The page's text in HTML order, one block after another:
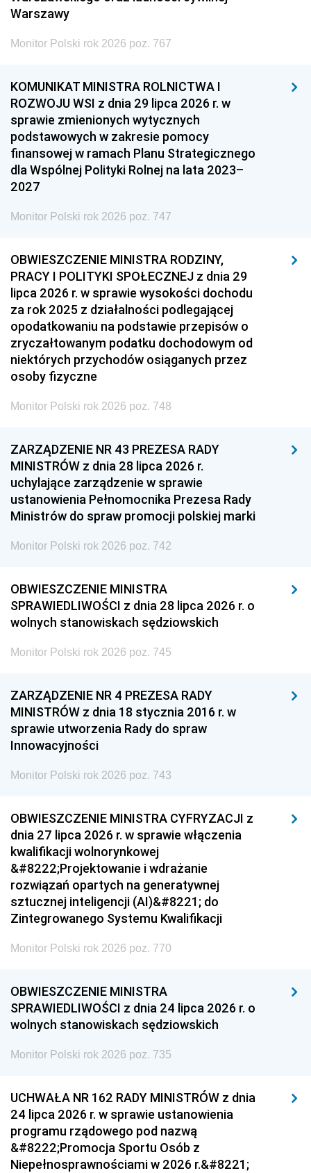
Warszawy
Monitor Polski rok 2026 poz. 767
KOMUNIKAT MINISTRA ROLNICTWA I
ROZWOJU WSI z dnia 29 lipca 2026 r. w
sprawie zmienionych wytycznych
podstawowych w zakresie pomocy
finansowej w ramach Planu Strategicznego
dla Wspólnej Polityki Rolnej na lata 2023–
2027
Monitor Polski rok 2026 poz. 747
OBWIESZCZENIE MINISTRA RODZINY,
PRACY I POLITYKI SPOŁECZNEJ z dnia 29
lipca 2026 r. w sprawie wysokości dochodu
za rok 2025 z działalności podlegającej
opodatkowaniu na podstawie przepisów o
zryczałtowanym podatku dochodowym od
niektórych przychodów osiąganych przez
osoby fizyczne
Monitor Polski rok 2026 poz. 748
ZARZĄDZENIE NR 43 PREZESA RADY
MINISTRÓW z dnia 28 lipca 2026 r.
uchylające zarządzenie w sprawie
ustanowienia Pełnomocnika Prezesa Rady
Ministrów do spraw promocji polskiej marki
Monitor Polski rok 2026 poz. 742
OBWIESZCZENIE MINISTRA
SPRAWIEDLIWOŚCI z dnia 28 lipca 2026 r. o
wolnych stanowiskach sędziowskich
Monitor Polski rok 2026 poz. 745
ZARZĄDZENIE NR 4 PREZESA RADY
MINISTRÓW z dnia 18 stycznia 2016 r. w
sprawie utworzenia Rady do spraw
Innowacyjności
Monitor Polski rok 2026 poz. 743
OBWIESZCZENIE MINISTRA CYFRYZACJI z
dnia 27 lipca 2026 r. w sprawie włączenia
kwalifikacji wolnorynkowej
&#8222;Projektowanie i wdrażanie
rozwiązań opartych na generatywnej
sztucznej inteligencji (AI)&#8221; do
Zintegrowanego Systemu Kwalifikacji
Monitor Polski rok 2026 poz. 770
OBWIESZCZENIE MINISTRA
SPRAWIEDLIWOŚCI z dnia 24 lipca 2026 r. o
wolnych stanowiskach sędziowskich
Monitor Polski rok 2026 poz. 735
UCHWAŁA NR 162 RADY MINISTRÓW z dnia
24 lipca 2026 r. w sprawie ustanowienia
programu rządowego pod nazwą
&#8222;Promocja Sportu Osób z
Niepełnosprawnościami w 2026 r.&#8221;